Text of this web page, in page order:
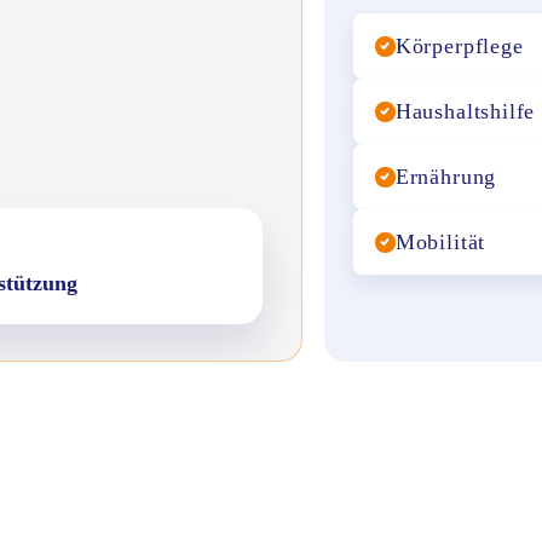
Körperpflege
Haushaltshilfe
Ernährung
Mobilität